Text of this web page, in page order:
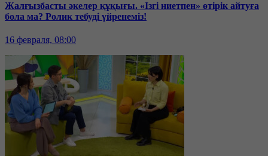
Жалғызбасты әкелер құқығы. «Ізгі ниетпен» өтірік айтуға
бола ма? Ролик тебуді үйренеміз!
16 февраля, 08:00